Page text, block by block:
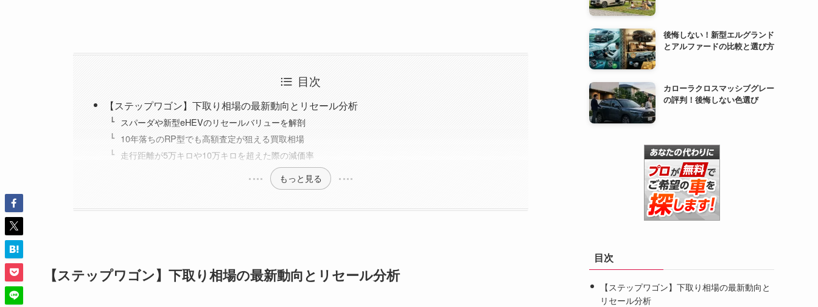
目次
【ステップワゴン】下取り相場の最新動向とリセール分析
スパーダや新型eHEVのリセールバリューを解剖
10年落ちのRP型でも高額査定が狙える買取相場
走行距離が5万キロや10万キロを超えた際の減価率
もっと見る
【ステップワゴン】下取り相場の最新動向とリセール分析
後悔しない！新型エルグランド
とアルファードの比較と選び方
カローラクロスマッシブグレー
の評判！後悔しない色選び
目次
【ステップワゴン】下取り相場の最新動向と
リセール分析